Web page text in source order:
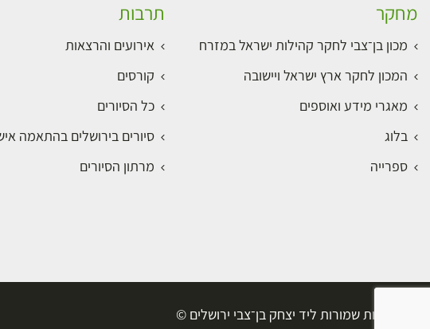
מחקר
מכון בן־צבי לחקר קהילות ישראל במזרח
המכון לחקר ארץ ישראל ויישובה
מאגרי מידע ואוספים
בלוג
ספרייה
תרבות
אירועים והרצאות
קורסים
כל הסיורים
סיורים בירושלים בהתאמה
מרתון הסיורים
כל הזכויות שמורות ליד יצחק בן־צבי ירושלים ©